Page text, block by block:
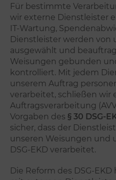
Für bestimmte
wir externe Dienstleister
IT-Wartung,
Dienstleister werden von
ausgewählt und
Weisungen gebunden
kontrolliert. Mit jedem
unserem Auftrag
verarbeitet, schließen wir
Auftragsverarbeitung
Vorgaben des § 30 DSG-
sicher, dass der
unseren Weisungen und
DSG-EKD verarbeitet.
Die Reform des DSG-